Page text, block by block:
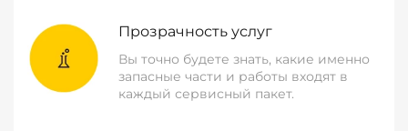
Прозрачность услуг
Вы точно будете знать, какие именно
запасные части и работы входят в
каждый сервисный пакет.